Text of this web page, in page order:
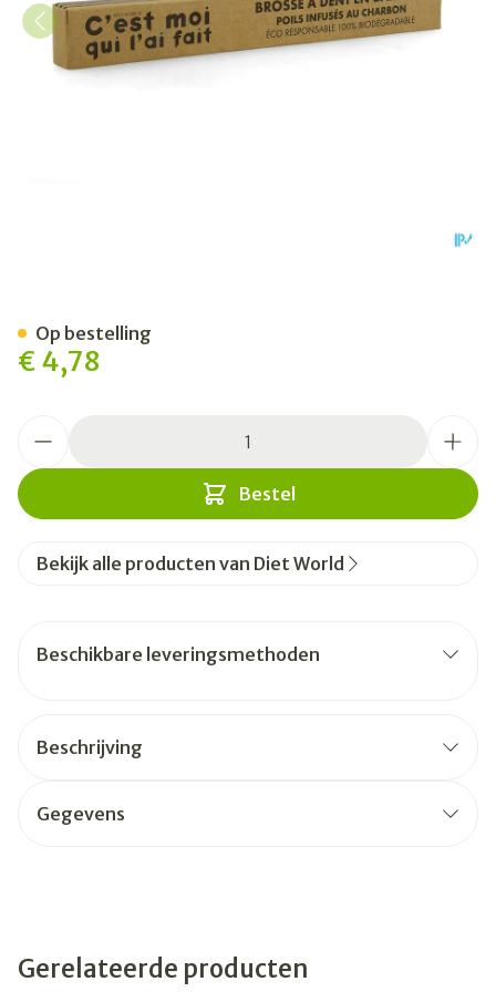
€ 4,78
Bestel
Op bestelling
Bekijk alle producten van Diet World
Beschikbare leveringsmethoden
Beschrijving
Gegevens
Gerelateerde producten